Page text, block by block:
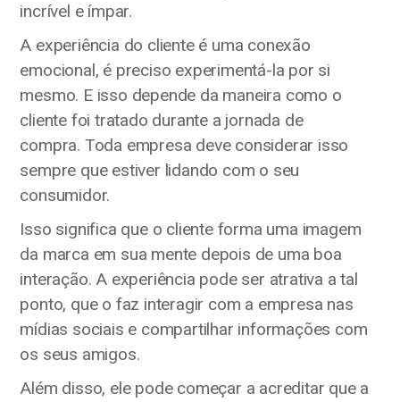
incrível e ímpar.
A experiência do cliente é uma conexão
emocional, é preciso experimentá-la por si
mesmo. E isso depende da maneira como o
cliente foi tratado durante a jornada de
compra. Toda empresa deve considerar isso
sempre que estiver lidando com o seu
consumidor.
Isso significa que o cliente forma uma imagem
da marca em sua mente depois de uma boa
interação. A experiência pode ser atrativa a tal
ponto, que o faz interagir com a empresa nas
mídias sociais e compartilhar informações com
os seus amigos.
Além disso, ele pode começar a acreditar que a